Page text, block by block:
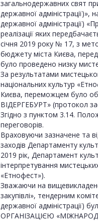
загальнодержавних свят
державної адміністрації)»,
державної адміністрації)
реалізації яких
січня 2019 року № 17, з
бюджету міста Києва,
було проведено низку
За результатами
національних культур
Києва, переможцем було
ВІДЕРГЕБУРТ» (протокол
Згідно з пунктом 3.14.
переговорів.
Враховуючи зазначене та
заходів Департаменту
2019 рік, Департамент
інтерпретування
«Етнофест»).
Зважаючи на вищевикладене
закупівлі», тендерним
державної адміністрації)
ОРГАНІЗАЦІЄЮ